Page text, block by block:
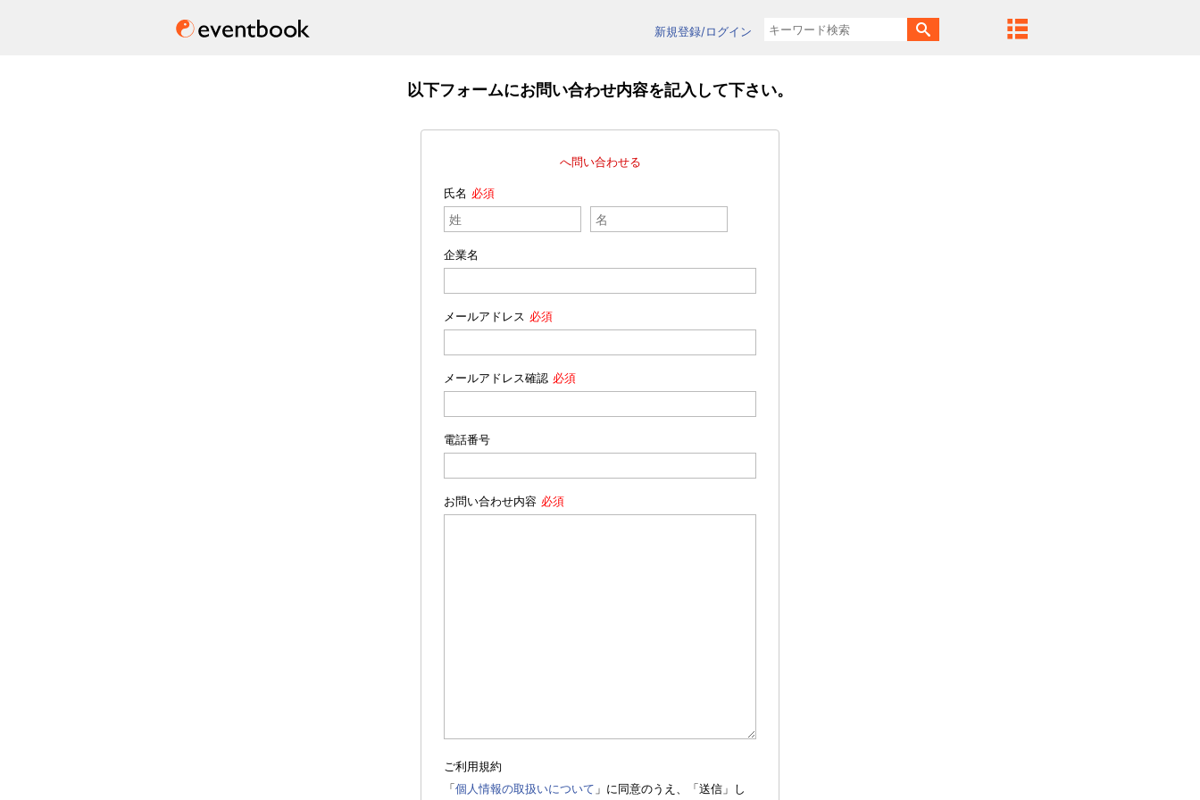
新規登録/ログイン
以下フォームにお問い合わせ内容を記入して下さい。
へ問い合わせる
氏名
企業名
メールアドレス
メールアドレス確認
電話番号
お問い合わせ内容
ご利用規約
「個人情報の取扱いについて 」に同意のうえ、「送信」し